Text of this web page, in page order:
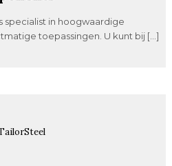
specialist in hoogwaardige
toepassingen. U kunt bij […]